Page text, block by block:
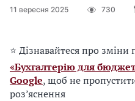
11 вересня 2025 730
⭐ Дізнавайтеся про
«Бухгалтерію для
Google, щоб не
роз’яснення